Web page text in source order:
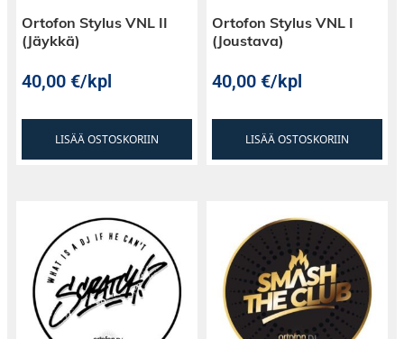
Ortofon Stylus VNL II
(Jäykkä)
40,00€/kpl
LISÄÄ OSTOSKORIIN
Ortofon Stylus VNL I
(Joustava)
40,00€/kpl
LISÄÄ OSTOSKORIIN